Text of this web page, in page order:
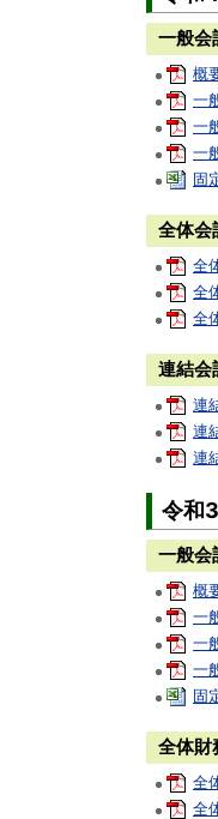
一般会
概
一
一
一
固
全体会
全
全
全
連結会
連
連
連
令和
一般会
概
一
一
一
固
全体財
全
全